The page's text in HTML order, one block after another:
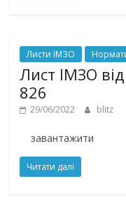
Листи ІМЗО
Лист ІМЗО
826
29/06/2022 blitz
завантажити
Читати далі